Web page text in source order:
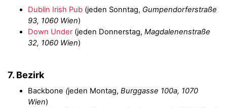
Dublin Irish Pub (jeden Sonntag, Gumpendorferstraße
93, 1060 Wien)
Down Under(jeden Donnerstag, Magdalenenstraße
32, 1060 Wien)
7. Bezirk
Backbone (jeden Montag, Burggasse 100a, 1070
Wien)